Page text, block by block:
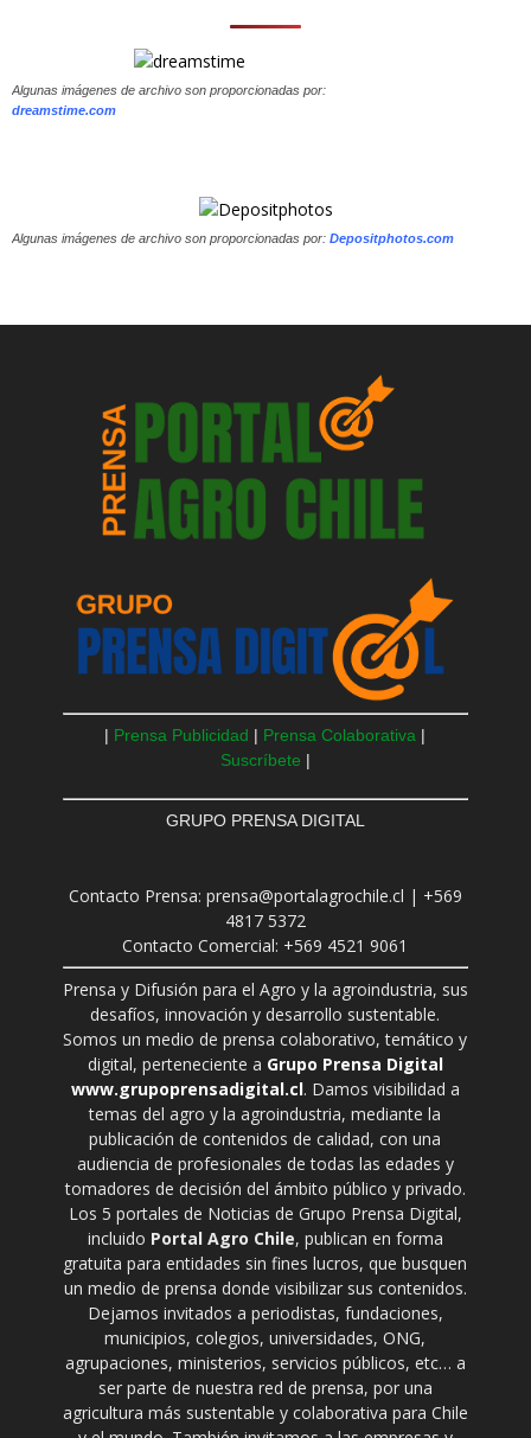
Algunas imágenes de archivo son proporcionadas por:
dreamstime.com
Algunas imágenes de archivo son proporcionadas por: Depositphotos.com
| Prensa Publicidad | Prensa Colaborativa |
Suscríbete |
GRUPO PRENSA DIGITAL
Contacto Prensa: prensa@portalagrochile.cl | +569
4817 5372
Contacto Comercial: +569 4521 9061
Prensa y Difusión para el Agro y la agroindustria, sus
desafíos, innovación y desarrollo sustentable.
Somos un medio de prensa colaborativo, temático y
digital, perteneciente a Grupo Prensa Digital
www.grupoprensadigital.cl. Damos visibilidad a
temas del agro y la agroindustria, mediante la
publicación de contenidos de calidad, con una
audiencia de profesionales de todas las edades y
tomadores de decisión del ámbito público y privado.
Los 5 portales de Noticias de Grupo Prensa Digital,
incluido Portal Agro Chile, publican en forma
gratuita para entidades sin fines lucros, que busquen
un medio de prensa donde visibilizar sus contenidos.
Dejamos invitados a periodistas, fundaciones,
municipios, colegios, universidades, ONG,
agrupaciones, ministerios, servicios públicos, etc… a
ser parte de nuestra red de prensa, por una
agricultura más sustentable y colaborativa para Chile